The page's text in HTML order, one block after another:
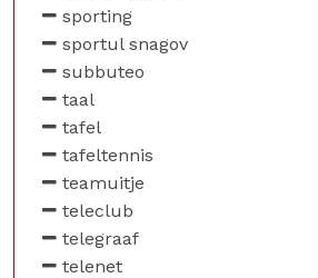
sporting
sportul snagov
subbuteo
taal
tafel
tafeltennis
teamuitje
teleclub
telegraaf
telenet